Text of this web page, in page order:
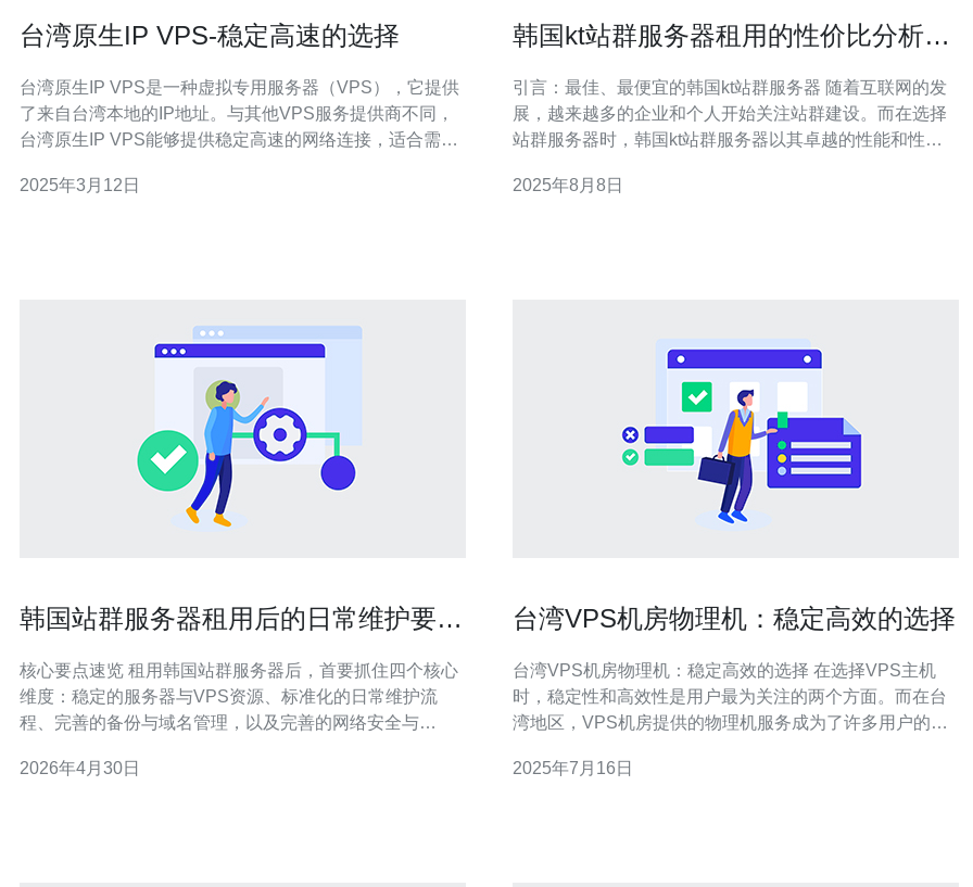
台湾原生IP VPS-稳定高速的选择
台湾原生IP VPS是一种虚拟专用服务器（VPS），它提供
了来自台湾本地的IP地址。与其他VPS服务提供商不同，
台湾原生IP VPS能够提供稳定高速的网络连接，适合需要
性：台湾原生IP VPS提供商使用高质量的硬件设备和网络
2025年3月12日
韩国kt站群服务器租用的性价比分析与
引言：最佳、最便宜的韩国kt站群服务器 随着互联网的发
展，越来越多的企业和个人开始关注站群建设。而在选择
站群服务器时，韩国kt站群服务器以其卓越的性能和性价
行深入分析，并为您推荐一些最适合的租用方案。无论您
2025年8月8日
韩国站群服务器租用后的日常维护要点
核心要点速览 租用韩国站群服务器后，首要抓住四个核心
维度：稳定的服务器与VPS资源、标准化的日常维护流
程、完善的备份与域名管理，以及完善的网络安全与
络链路质量、机房时延与客服响应。本文将分五段讲解从
2026年4月30日
台湾VPS机房物理机：稳定高效的选择
台湾VPS机房物理机：稳定高效的选择 在选择VPS主机
时，稳定性和高效性是用户最为关注的两个方面。而在台
湾地区，VPS机房提供的物理机服务成为了许多用户的首
择困难。 台湾VPS机房物理机以其稳定性著称。这主要得
2025年7月16日